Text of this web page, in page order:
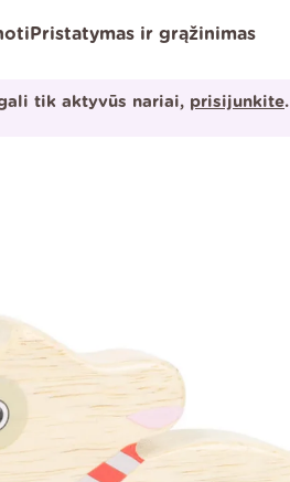
Pristatymas ir grąžinimas
tik aktyvūs nariai, prisijunkite.